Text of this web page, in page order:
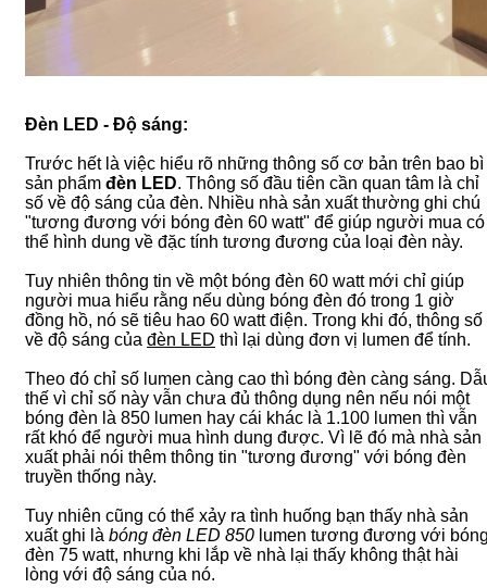
Đèn LED - Độ sáng:
Trước hết là việc hiểu rõ những thông số cơ bản trên bao bì
sản phẩm đèn LED. Thông số đầu tiên cần quan tâm là chỉ
số về độ sáng của đèn. Nhiều nhà sản xuất thường ghi chú
"tương đương với bóng đèn 60 watt" để giúp người mua có
thể hình dung về đặc tính tương đương của loại đèn này.
Tuy nhiên thông tin về một bóng đèn 60 watt mới chỉ giúp
người mua hiểu rằng nếu dùng bóng đèn đó trong 1 giờ
đồng hồ, nó sẽ tiêu hao 60 watt điện. Trong khi đó, thông số
về độ sáng của đèn LED thì lại dùng đơn vị lumen để tính.
Theo đó chỉ số lumen càng cao thì bóng đèn càng sáng.
thế vì chỉ số này vẫn chưa đủ thông dụng nên nếu nói một
bóng đèn là 850 lumen hay cái khác là 1.100 lumen thì vẫn
rất khó để người mua hình dung được. Vì lẽ đó mà nhà sản
xuất phải nói thêm thông tin "tương đương" với bóng đèn
truyền thống này.
Tuy nhiên cũng có thể xảy ra tình huống bạn thấy nhà sản
xuất ghi là bóng đèn LED 850 lumen tương đương với
đèn 75 watt, nhưng khi lắp về nhà lại thấy không thật hài
lòng với độ sáng của nó.